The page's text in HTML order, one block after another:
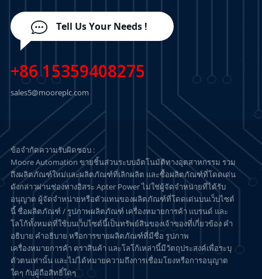
Tell Us Your Needs !
+86 15359408275
sales5@mooreplc.com
ข้อจำกัดความรับผิดชอบ :
Moore Automation ขายชิ้นส่วนระบบอัตโนมัติทางอุตสาหกรรม รวม
ถึงผลิตภัณฑ์ใหม่และผลิตภัณฑ์ที่เลิกผลิต และซื้อผลิตภัณฑ์ที่โดดเด่น
ดังกล่าวผ่านช่องทางอิสระ Apter Power ไม่ใช่ผู้จัดจำหน่ายที่ได้รับ
อนุญาต ผู้จัดจำหน่ายหรือตัวแทนของผลิตภัณฑ์ที่โดดเด่นบนเว็บไซต์
นี้ ชื่อผลิตภัณฑ์ / รูปภาพผลิตภัณฑ์ เครื่องหมายการค้า แบรนด์ และ
โลโก้ทั้งหมดที่ใช้บนเว็บไซต์นี้เป็นทรัพย์สินของเจ้าของที่เกี่ยวข้อง คำ
อธิบาย คำอธิบาย หรือการขายผลิตภัณฑ์ที่มีชื่อ รูปภาพ
เครื่องหมายการค้า ตราสินค้า และโลโก้เหล่านี้มีวัตถุประสงค์เพื่อระบุ
ตัวตนเท่านั้น และไม่ได้หมายความถึงการเชื่อมโยงหรือการอนุญาต
ใดๆ กับผู้ถือสิทธิ์ใดๆ